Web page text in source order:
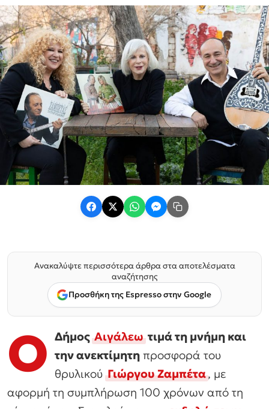
Ανακαλύψτε περισσότερα άρθρα στα αποτελέσματα
αναζήτησης
Προσθήκη της Espresso στην Google
Ο ΔήμοςΑιγάλεωτιμά τη μνήμη και
την ανεκτίμητη προσφορά του
θρυλικούΓιώργου Ζαμπέτα, με
αφορμή τη συμπλήρωση 100 χρόνων από τη